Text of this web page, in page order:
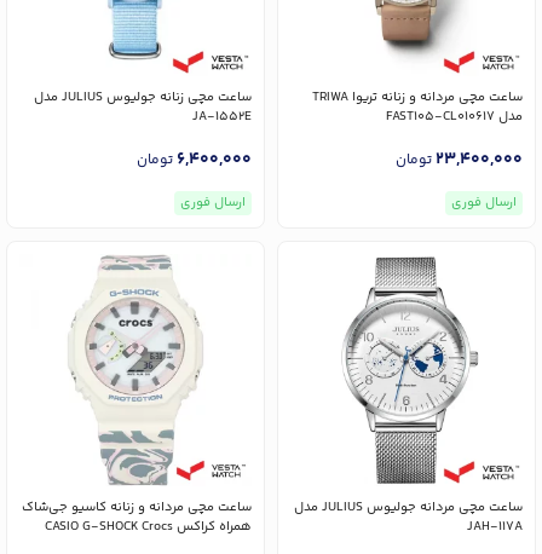
ساعت مچی مردانه و زنانه تریوا TRIWA
مدل FAST105-CL010617
23,400,000تومان
ارسال فوری
ساعت مچی زنانه جولیوس JULIUS مدل
JA-1552E
6,400,000 تومان
ارسال فوری
ساعت مچی مردانه جولیوس JULIUS مدل
JAH-117A
ساعت مچی مردانه و زنانه کاسیو جی‌شاک
همراه کراکس CASIO G-SHOCK Crocs